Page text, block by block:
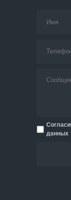
данных